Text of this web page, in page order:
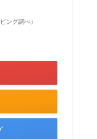
ング調べ）